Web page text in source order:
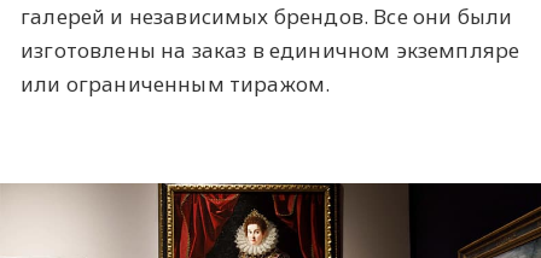
галерей и независимых брендов. Все они были
изготовлены на заказ в единичном экземпляре
или ограниченным тиражом.